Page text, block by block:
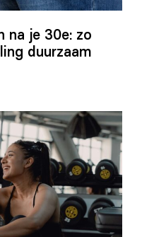
na je 30e: zo
duurzaam